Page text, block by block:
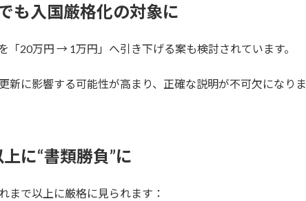
も入国厳格化の対象に
「20万円 → 1万円」へ引き下げる案も検討されています。
新に影響する可能性が高まり、正確な説明が不可欠になりま
に“書類勝負”に
まで以上に厳格に見られます：